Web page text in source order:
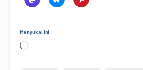
Menyukai ini:
Memuat...